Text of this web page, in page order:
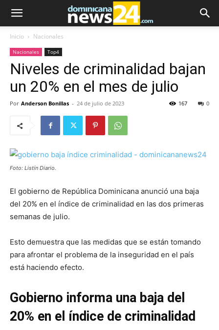
Inicio Nacionales
Nacionales Top4
Niveles de criminalidad bajan
un 20% en el mes de julio
Por Anderson Bonillas - 24 de julio de 2023 0
167
Foto: Listín Diario.
El gobierno de República Dominicana anunció una baja
del 20% en el índice de criminalidad en las dos primeras
semanas de julio.
Esto demuestra que las medidas que se están tomando
para afrontar el problema de la inseguridad en el país
está haciendo efecto.
Gobierno informa una baja del
20% en el índice de criminalidad